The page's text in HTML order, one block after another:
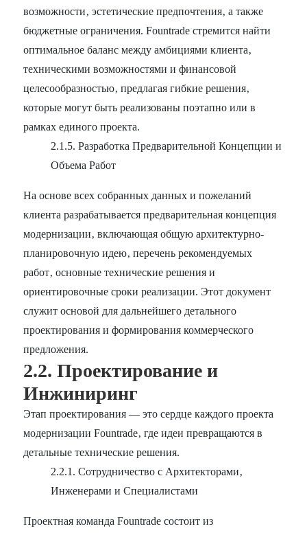
возможности‚ эстетические предпочтения‚ а также
бюджетные ограничения. Fountrade стремится найти
оптимальное баланс между амбициями клиента‚
техническими возможностями и финансовой
целесообразностью‚ предлагая гибкие решения‚
которые могут быть реализованы поэтапно или в
рамках единого проекта.
2.1.5. Разработка Предварительной Концепции и
Объема Работ
На основе всех собранных данных и пожеланий
клиента разрабатывается предварительная концепция
модернизации‚ включающая общую архитектурно-
планировочную идею‚ перечень рекомендуемых
работ‚ основные технические решения и
ориентировочные сроки реализации. Этот документ
служит основой для дальнейшего детального
проектирования и формирования коммерческого
предложения.
2.2. Проектирование и
Инжиниринг
Этап проектирования — это сердце каждого проекта
модернизации Fountrade‚ где идеи превращаются в
детальные технические решения.
2.2.1. Сотрудничество с Архитекторами‚
Инженерами и Специалистами
Проектная команда Fountrade состоит из